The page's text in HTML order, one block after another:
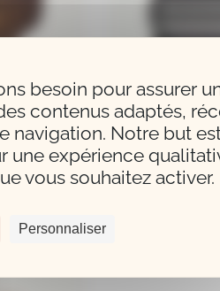
Pianos
besoin pour assurer
contenus adaptés,
navigation. Notre but
une expérience
vous souhaitez activer.
Personnaliser